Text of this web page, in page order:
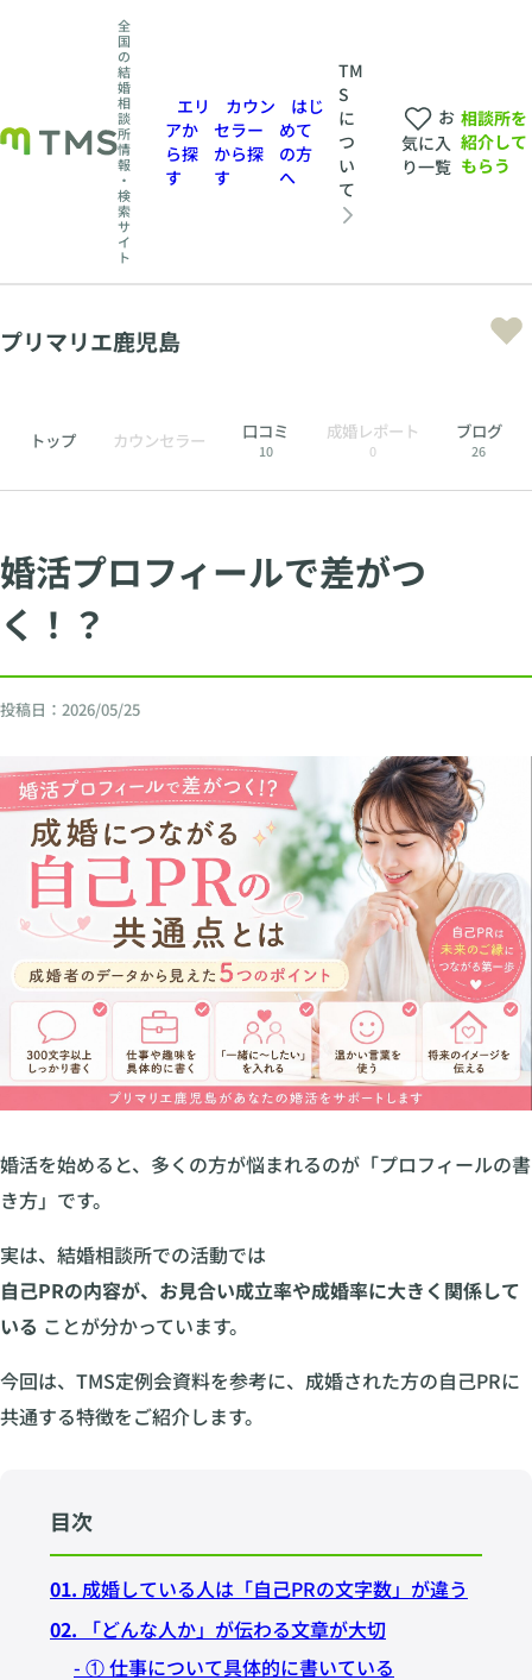
全
国
の
結
婚
相
談
所
情
報
・
検
索
サ
イ
ト
エリ
アか
ら探
す
カウン
セラー
から探
す
はじ
めて
の方
へ
TM
S
に
つ
い
て
お
気に入
り一覧
相談所を
紹介して
もらう
プリマリエ鹿児島
トップ カウンセラー 口コミ
10
成婚レポート
0
ブログ
26
婚活プロフィールで差がつ
く！？
投稿日： 2026/05/25
婚活を始めると、多くの方が悩まれるのが「プロフィールの書
き方」です。
実は、結婚相談所での活動では
自己PRの内容が、お見合い成立率や成婚率に大きく関係して
いる ことが分かっています。
今回は、TMS定例会資料を参考に、成婚された方の自己PRに
共通する特徴をご紹介します。
目次
01. 成婚している人は「自己PRの文字数」が違う
02. 「どんな人か」が伝わる文章が大切
- ① 仕事について具体的に書いている